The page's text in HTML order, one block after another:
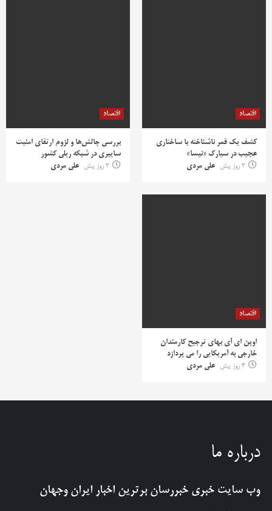
اقتصاد
کشف یک قمر ناشناخته با ساختاری
عجیب در سیارک «نیسا»
3 روز پیش
علی مردی
اقتصاد
بررسی چالش‌ها و لزوم ارتقای امنیت
سایبری در شبکه ریلی کشور
3 روز پیش
علی مردی
اقتصاد
اوپن ای آی بهای ترجیح کارمندان
خارجی به آمریکایی را می پردازد
4 روز پیش
علی مردی
درباره ما
وب سایت خبری خبررسان برترین اخبار ایران وجهان